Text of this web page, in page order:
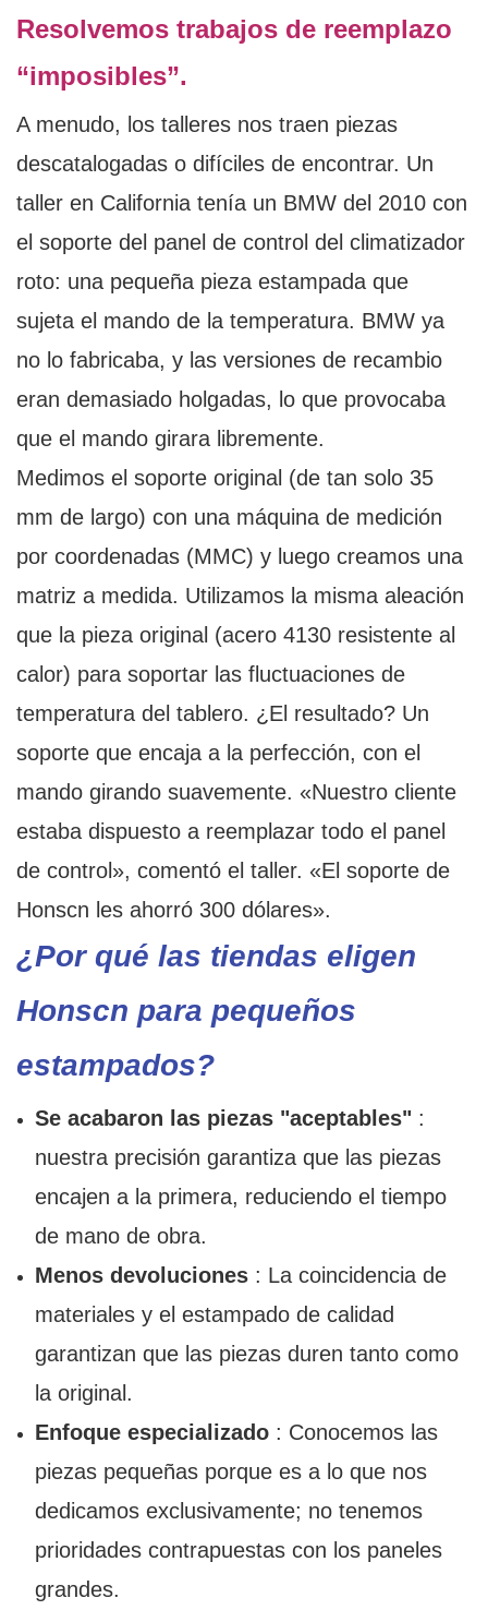
Resolvemos trabajos de reemplazo
“imposibles”.
A menudo, los talleres nos traen piezas
descatalogadas o difíciles de encontrar. Un
taller en California tenía un BMW del 2010 con
el soporte del panel de control del climatizador
roto: una pequeña pieza estampada que
sujeta el mando de la temperatura. BMW ya
no lo fabricaba, y las versiones de recambio
eran demasiado holgadas, lo que provocaba
que el mando girara libremente.
Medimos el soporte original (de tan solo 35
mm de largo) con una máquina de medición
por coordenadas (MMC) y luego creamos una
matriz a medida. Utilizamos la misma aleación
que la pieza original (acero 4130 resistente al
calor) para soportar las fluctuaciones de
temperatura del tablero. ¿El resultado? Un
soporte que encaja a la perfección, con el
mando girando suavemente. «Nuestro cliente
estaba dispuesto a reemplazar todo el panel
de control», comentó el taller. «El soporte de
Honscn les ahorró 300 dólares».
¿Por qué las tiendas eligen
Honscn para pequeños
estampados?
Se acabaron las piezas "aceptables":
nuestra precisión garantiza que las piezas
encajen a la primera, reduciendo el tiempo
de mano de obra.
Menos devoluciones: La coincidencia de
materiales y el estampado de calidad
garantizan que las piezas duren tanto como
la original.
Enfoque especializado: Conocemos las
piezas pequeñas porque es a lo que nos
dedicamos exclusivamente; no tenemos
prioridades contrapuestas con los paneles
grandes.